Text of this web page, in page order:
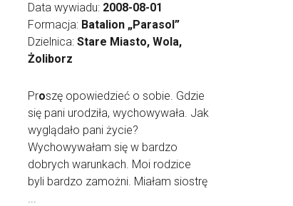
Data wywiadu: 2008-08-01
Formacja: Batalion „Parasol”
Dzielnica: Stare Miasto, Wola,
Żoliborz
Proszę opowiedzieć o sobie. Gdzie
się pani urodziła, wychowywała. Jak
wyglądało pani życie?
Wychowywałam się w bardzo
dobrych warunkach. Moi rodzice
byli bardzo zamożni. Miałam siostrę
...